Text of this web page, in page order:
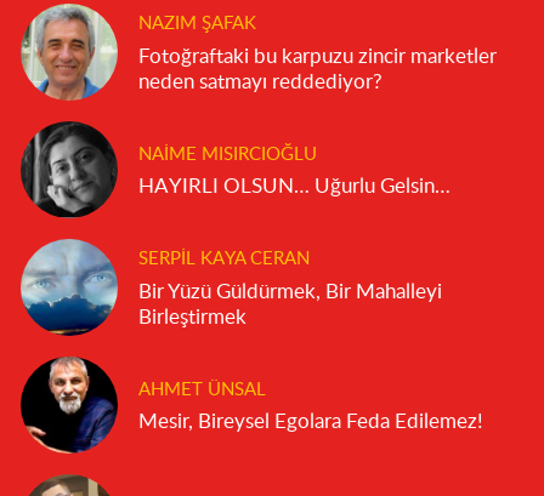
NAZIM ŞAFAK
Fotoğraftaki bu karpuzu zincir marketler
neden satmayı reddediyor?
NAIME MISIRCIOĞLU
HAYIRLI OLSUN… Uğurlu Gelsin…
SERPIL KAYA CERAN
Bir Yüzü Güldürmek, Bir Mahalleyi
Birleştirmek
AHMET ÜNSAL
Mesir, Bireysel Egolara Feda Edilemez!